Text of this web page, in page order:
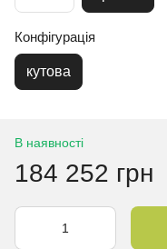
Конфігурація
кутова
В наявності
184 252 грн